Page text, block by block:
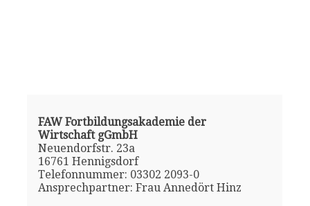
FAW Fortbildungsakademie der
Wirtschaft gGmbH
Neuendorfstr. 23a
16761 Hennigsdorf
Telefonnummer: 03302 2093-0
Ansprechpartner: Frau Annedört Hinz